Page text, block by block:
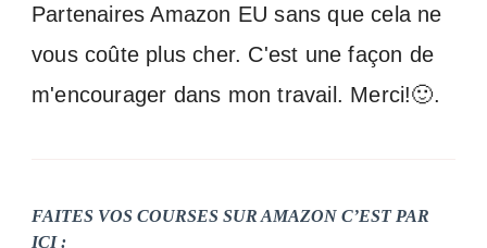
Partenaires Amazon EU sans que cela ne
vous coûte plus cher. C'est une façon de
m'encourager dans mon travail. Merci!🙂.
FAITES VOS COURSES SUR AMAZON C’EST PAR
ICI :